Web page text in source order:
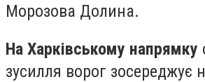
Морозова Долина.
На Харківському напрямку
зусилля ворог зосереджує